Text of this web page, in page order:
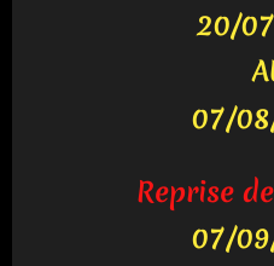
20/
07/
Reprise
07/